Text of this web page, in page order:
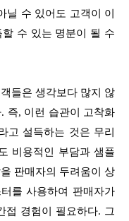
닐 수 있어도 고객이 이
수 있는 명분이 될 수
들은 생각보다 많지 않
즉, 이런 습관이 고착화
고 설득하는 것은 무리
비용적인 부담과 샘플
판매자의 두려움이 상
를 사용하여 판매자가
접 경험이 필요하다. 그